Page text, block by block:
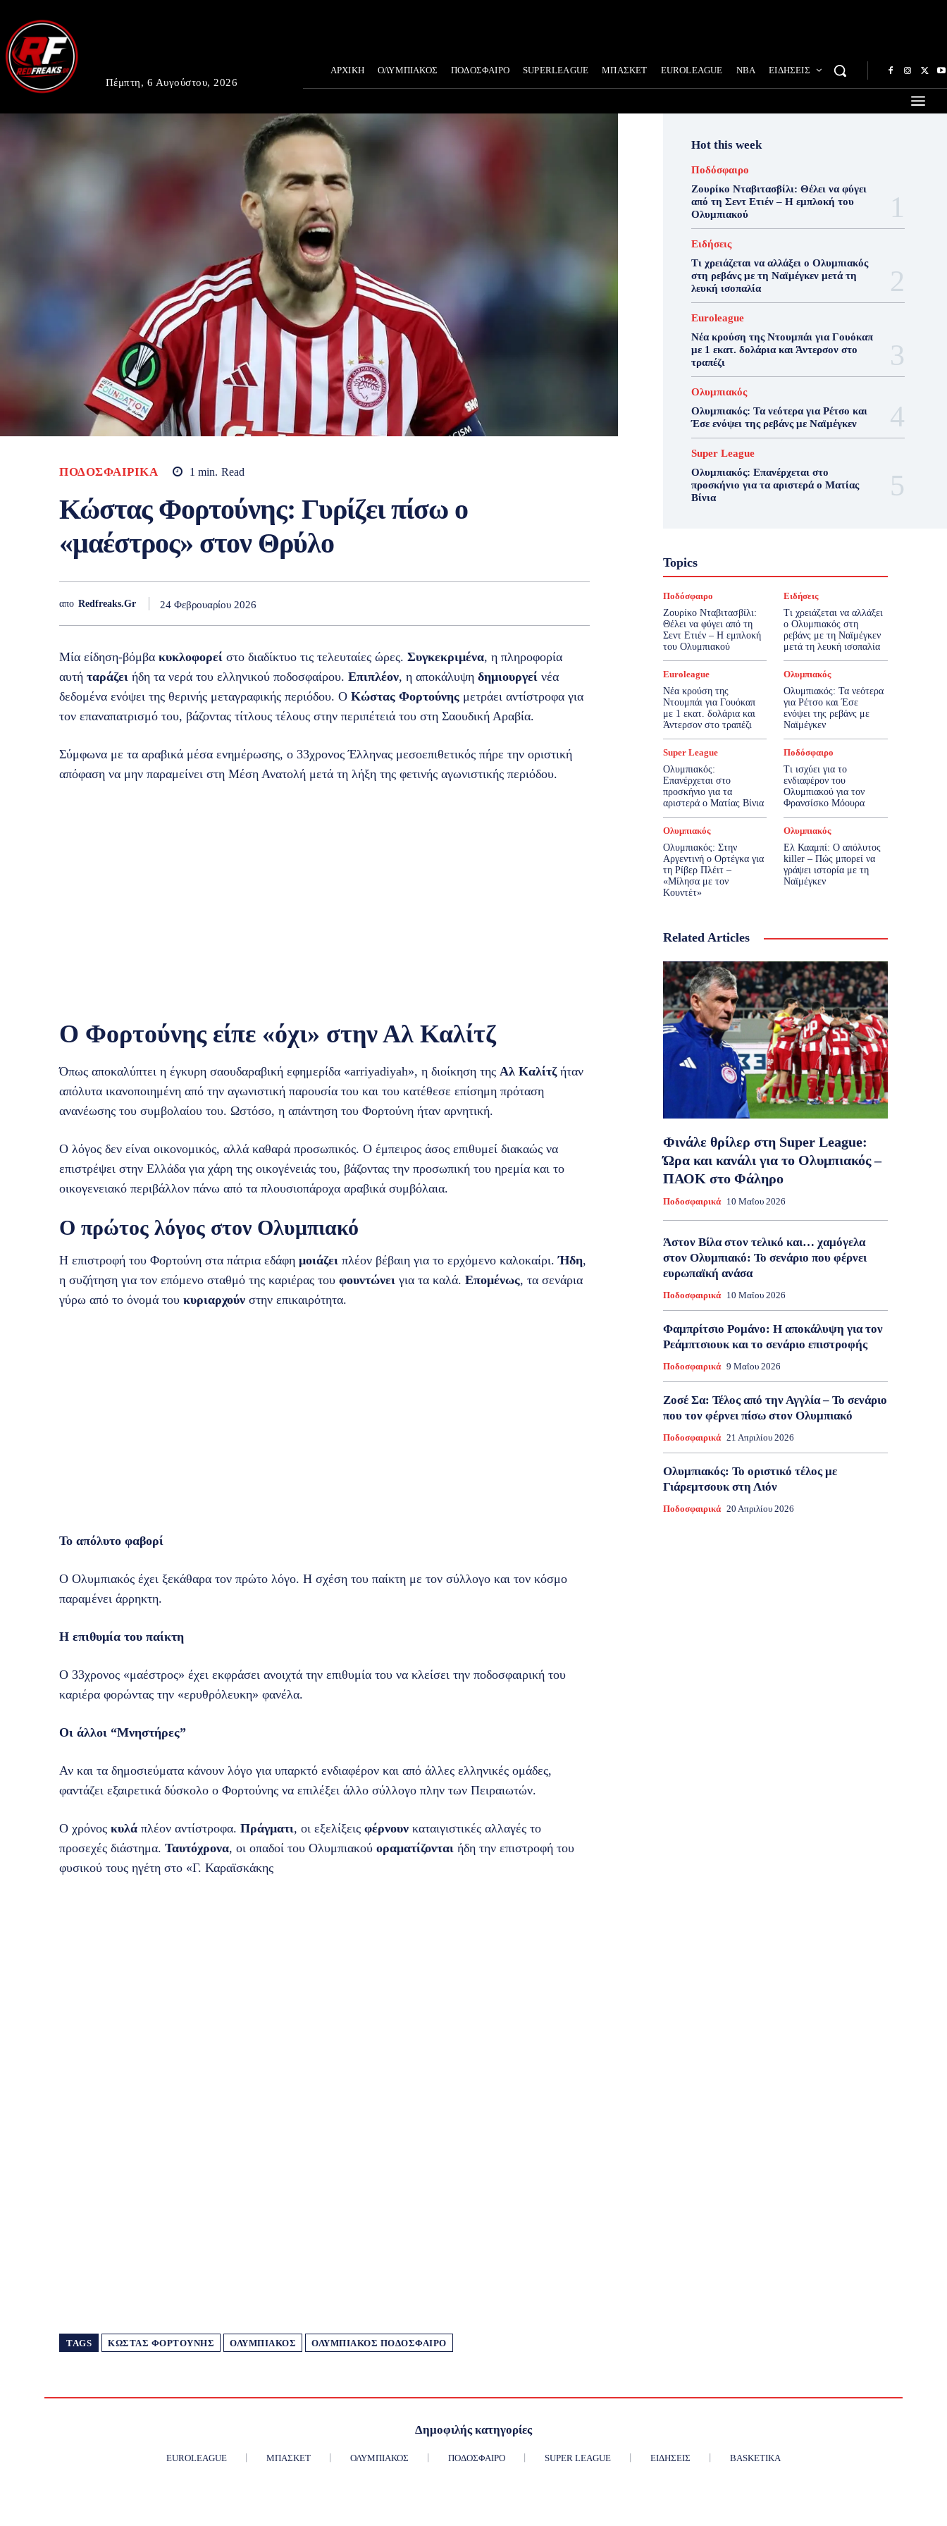
Πέμπτη, 6 Αυγούστου, 2026
ΑΡΧΙΚΗ ΟΛΥΜΠΙΑΚΟΣ ΠΟΔΟΣΦΑΙΡΟ SUPERLEAGUE ΜΠΑΣΚΕΤ EUROLEAGUE NBA ΕΙΔΗΣΕΙΣ
ΠΟΔΟΣΦΑΙΡΙΚΆ 1 min. Read
Κώστας Φορτούνης: Γυρίζει πίσω ο
«μαέστρος» στον Θρύλο
απο Redfreaks.gr 24 Φεβρουαρίου 2026
Μία είδηση-βόμβα κυκλοφορεί στο διαδίκτυο τις τελευταίες ώρες. Συγκεκριμένα, η πληροφορία
αυτή ταράζει ήδη τα νερά του ελληνικού ποδοσφαίρου. Επιπλέον, η αποκάλυψη δημιουργεί νέα
δεδομένα ενόψει της θερινής μεταγραφικής περιόδου. Ο Κώστας Φορτούνης μετράει αντίστροφα για
τον επαναπατρισμό του, βάζοντας τίτλους τέλους στην περιπέτειά του στη Σαουδική Αραβία.
Σύμφωνα με τα αραβικά μέσα ενημέρωσης, ο 33χρονος Έλληνας μεσοεπιθετικός πήρε την οριστική
απόφαση να μην παραμείνει στη Μέση Ανατολή μετά τη λήξη της φετινής αγωνιστικής περιόδου.
Ο Φορτούνης είπε «όχι» στην Αλ Καλίτζ
Όπως αποκαλύπτει η έγκυρη σαουδαραβική εφημερίδα «arriyadiyah», η διοίκηση της Αλ Καλίτζήταν
απόλυτα ικανοποιημένη από την αγωνιστική παρουσία του και του κατέθεσε επίσημη πρόταση
ανανέωσης του συμβολαίου του. Ωστόσο, η απάντηση του Φορτούνη ήταν αρνητική.
Ο λόγος δεν είναι οικονομικός, αλλά καθαρά προσωπικός. Ο έμπειρος άσος επιθυμεί διακαώς να
επιστρέψει στην Ελλάδα για χάρη της οικογένειάς του, βάζοντας την προσωπική του ηρεμία και το
οικογενειακό περιβάλλον πάνω από τα πλουσιοπάροχα αραβικά συμβόλαια.
Ο πρώτος λόγος στον Ολυμπιακό
Η επιστροφή του Φορτούνη στα πάτρια εδάφη μοιάζει πλέον βέβαιη για το ερχόμενο καλοκαίρι.Ήδη,
η συζήτηση για τον επόμενο σταθμό της καριέρας του φουντώνει για τα καλά. Επομένως, τα σενάρια
γύρω από το όνομά του κυριαρχούν στην επικαιρότητα.
Το απόλυτο φαβορί
Ο Ολυμπιακός έχει ξεκάθαρα τον πρώτο λόγο. Η σχέση του παίκτη με τον σύλλογο και τον κόσμο
παραμένει άρρηκτη.
Η επιθυμία του παίκτη
Ο 33χρονος «μαέστρος» έχει εκφράσει ανοιχτά την επιθυμία του να κλείσει την ποδοσφαιρική του
καριέρα φορώντας την «ερυθρόλευκη» φανέλα.
Οι άλλοι “Μνηστήρες”
Αν και τα δημοσιεύματα κάνουν λόγο για υπαρκτό ενδιαφέρον και από άλλες ελληνικές ομάδες,
φαντάζει εξαιρετικά δύσκολο ο Φορτούνης να επιλέξει άλλο σύλλογο πλην των Πειραιωτών.
Ο χρόνος κυλά πλέον αντίστροφα. Πράγματι, οι εξελίξεις φέρνουν καταιγιστικές αλλαγές το
προσεχές διάστημα. Ταυτόχρονα, οι οπαδοί του Ολυμπιακού οραματίζονται ήδη την επιστροφή του
φυσικού τους ηγέτη στο «Γ. Καραϊσκάκης
TAGS ΚΏΣΤΑΣ ΦΟΡΤΟΎΝΗΣ ΟΛΥΜΠΙΑΚΌΣ ΟΛΥΜΠΙΑΚΌΣ ΠΟΔΌΣΦΑΙΡΟ
Hot this week
Ποδόσφαιρο
Ζουρίκο Νταβιτασβίλι: Θέλει να φύγει
από τη Σεντ Ετιέν – Η εμπλοκή του
Ολυμπιακού
Ειδήσεις
Τι χρειάζεται να αλλάξει ο Ολυμπιακός
στη ρεβάνς με τη Ναϊμέγκεν μετά τη
λευκή ισοπαλία
Euroleague
Νέα κρούση της Ντουμπάι για Γουόκαπ
με 1 εκατ. δολάρια και Άντερσον στο
τραπέζι
Ολυμπιακός
Ολυμπιακός: Τα νεότερα για Ρέτσο και
Έσε ενόψει της ρεβάνς με Ναϊμέγκεν
Super League
Ολυμπιακός: Επανέρχεται στο
προσκήνιο για τα αριστερά ο Ματίας
Βίνια
Topics
Ποδόσφαιρο
Ζουρίκο Νταβιτασβίλι:
Θέλει να φύγει από τη
Σεντ Ετιέν – Η εμπλοκή
του Ολυμπιακού
Ειδήσεις
Τι χρειάζεται να αλλάξει
ο Ολυμπιακός στη
ρεβάνς με τη Ναϊμέγκεν
μετά τη λευκή ισοπαλία
Euroleague
Νέα κρούση της
Ντουμπάι για Γουόκαπ
με 1 εκατ. δολάρια και
Άντερσον στο τραπέζι
Ολυμπιακός
Ολυμπιακός: Τα νεότερα
για Ρέτσο και Έσε
ενόψει της ρεβάνς με
Ναϊμέγκεν
Super League
Ολυμπιακός:
Επανέρχεται στο
προσκήνιο για τα
αριστερά ο Ματίας Βίνια
Ποδόσφαιρο
Τι ισχύει για το
ενδιαφέρον του
Ολυμπιακού για τον
Φρανσίσκο Μόουρα
Ολυμπιακός
Ολυμπιακός: Στην
Αργεντινή ο Ορτέγκα για
τη Ρίβερ Πλέιτ –
«Μίλησα με τον
Κουντέτ»
Ολυμπιακός
Ελ Κααμπί: Ο απόλυτος
killer – Πώς μπορεί να
γράψει ιστορία με τη
Ναϊμέγκεν
Related Articles
Φινάλε θρίλερ στη Super League:
Ώρα και κανάλι για το Ολυμπιακός –
ΠΑΟΚ στο Φάληρο
Ποδοσφαιρικά 10 Μαΐου 2026
Άστον Βίλα στον τελικό και… χαμόγελα
στον Ολυμπιακό: Το σενάριο που φέρνει
ευρωπαϊκή ανάσα
Ποδοσφαιρικά 10 Μαΐου 2026
Φαμπρίτσιο Ρομάνο: Η αποκάλυψη για τον
Ρεάμπτσιουκ και το σενάριο επιστροφής
Ποδοσφαιρικά 9 Μαΐου 2026
Ζοσέ Σα: Τέλος από την Αγγλία – Το σενάριο
που τον φέρνει πίσω στον Ολυμπιακό
Ποδοσφαιρικά 21 Απριλίου 2026
Ολυμπιακός: Το οριστικό τέλος με
Γιάρεμτσουκ στη Λιόν
Ποδοσφαιρικά 20 Απριλίου 2026
Δημοφιλής κατηγορίες
EUROLEAGUE ΜΠΆΣΚΕΤ ΟΛΥΜΠΙΑΚΌΣ ΠΟΔΌΣΦΑΙΡΟ SUPER LEAGUE ΕΙΔΉΣΕΙΣ BASKETIKA